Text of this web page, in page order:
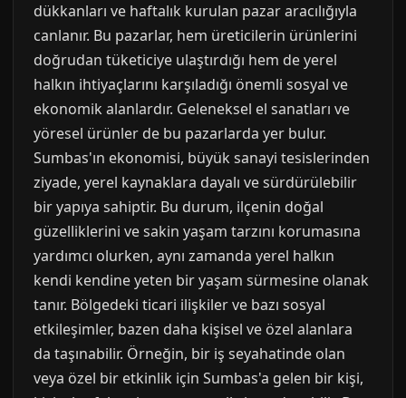
dükkanları ve haftalık kurulan pazar aracılığıyla
canlanır. Bu pazarlar, hem üreticilerin ürünlerini
doğrudan tüketiciye ulaştırdığı hem de yerel
halkın ihtiyaçlarını karşıladığı önemli sosyal ve
ekonomik alanlardır. Geleneksel el sanatları ve
yöresel ürünler de bu pazarlarda yer bulur.
Sumbas'ın ekonomisi, büyük sanayi tesislerinden
ziyade, yerel kaynaklara dayalı ve sürdürülebilir
bir yapıya sahiptir. Bu durum, ilçenin doğal
güzelliklerini ve sakin yaşam tarzını korumasına
yardımcı olurken, aynı zamanda yerel halkın
kendi kendine yeten bir yaşam sürmesine olanak
tanır. Bölgedeki ticari ilişkiler ve bazı sosyal
etkileşimler, bazen daha kişisel ve özel alanlara
da taşınabilir. Örneğin, bir iş seyahatinde olan
veya özel bir etkinlik için Sumbas'a gelen bir kişi,